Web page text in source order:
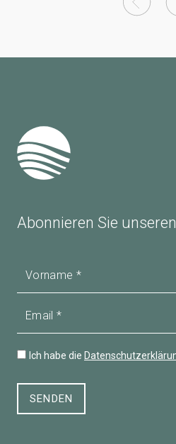
Abonnieren Sie
Vorname
Email
Ich habe die
SENDEN